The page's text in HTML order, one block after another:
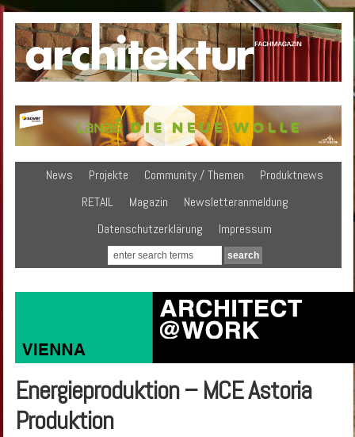
News Projekte Community / Themen
Produktnews
RETAIL
Magazin
Newsletteranmeldung
Datenschutzerklärung
Impressum
Energieproduktion – MCE Astoria
Produktion